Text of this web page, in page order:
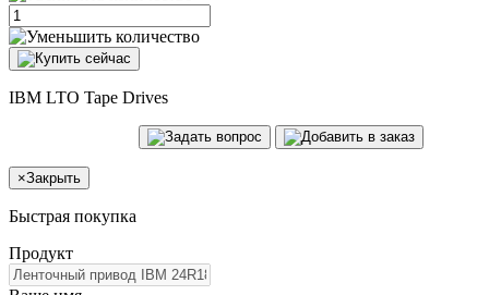
IBM LTO Tape Drives
×Закрыть
Быстрая покупка
Продукт